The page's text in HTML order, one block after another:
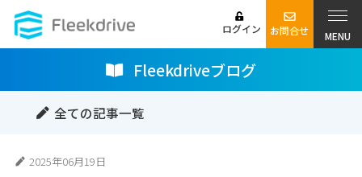
MENU
ログイン お問合せ
Fleekdriveブログ
全ての記事一覧
2025年06月19日